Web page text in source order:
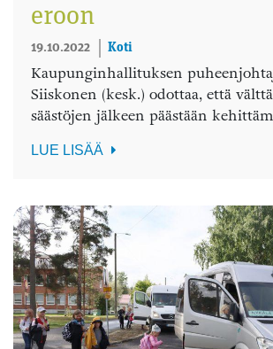
eroon
19.10.2022 Koti
Kaupunginhallituksen
Siiskonen (kesk.) odottaa, että
säästöjen jälkeen päästään
LUE LISÄÄ